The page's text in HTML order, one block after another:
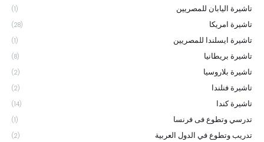
تاشيرة اليابان للمصريين (1)
تاشيرة امريكا (28)
تاشيرة ايسلندا للمصريين (1)
تاشيرة بريطانيا (8)
تاشيرة بلاروسيا (2)
تاشيرة فنلندا (2)
تاشيرة كندا (14)
تدرسي وتطوع فى فرنسا (1)
تدريب وتطوع في الدول العربية (2)